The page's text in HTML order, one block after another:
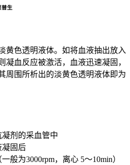
普生
色透明液体。如将血液抽出放入
凝血反应被激活，血液迅速凝固，
周围所析出的淡黄色透明液体即为
剂的采血管中
固后
为3000rpm，离心 5～10min）